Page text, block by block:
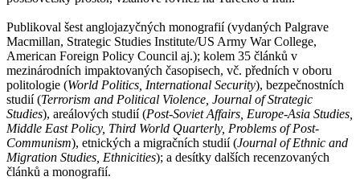
Publikoval šest anglojazyčných monografií (vydaných Palgrave
Macmillan, Strategic Studies Institute/US Army War College,
American Foreign Policy Council aj.); kolem 35 článků v
mezinárodních impaktovaných časopisech, vč. předních v oboru
politologie (World Politics, International Security), bezpečnostních
studií (Terrorism and Political Violence, Journal of Strategic
Studies), areálových studií (Post-Soviet Affairs, Europe-Asia Studies,
Middle East Policy, Third World Quarterly, Problems of Post-
Communism), etnických a migračních studií (Journal of Ethnic and
Migration Studies, Ethnicities); a desítky dalších recenzovaných
článků a monografií.